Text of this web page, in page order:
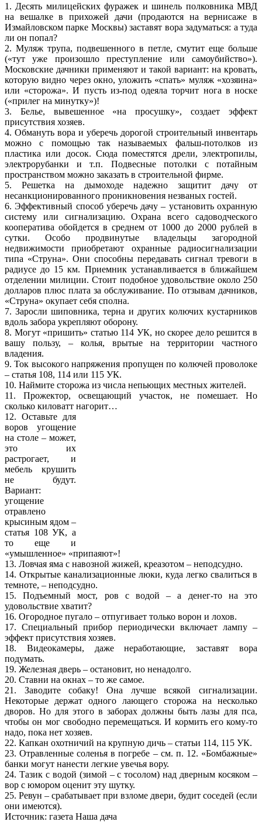
1. Десять милицейских фуражек и шинель полковника МВД
на вешалке в прихожей дачи (продаются на вернисаже в
Измайловском парке Москвы) заставят вора задуматься: а туда
ли он попал?
2. Муляж трупа, подвешенного в петле, смутит еще больше
(«тут уже произошло преступление или самоубийство»).
Московские дачники применяют и такой вариант: на кровать,
которую видно через окно, уложить «спать» муляж «хозяина»
или «сторожа». И пусть из-под одеяла торчит нога в носке
(«прилег на минутку»)!
3. Белье, вывешенное «на просушку», создает эффект
присутствия хозяев.
4. Обмануть вора и уберечь дорогой строительный инвентарь
можно с помощью так называемых фальш-потолков из
пластика или досок. Сюда поместятся дрели, электропилы,
электрорубанки и т.п. Подвесные потолки с потайным
пространством можно заказать в строительной фирме.
5. Решетка на дымоходе надежно защитит дачу от
несанкционированного проникновения незваных гостей.
6. Эффективный способ уберечь дачу – установить охранную
систему или сигнализацию. Охрана всего садоводческого
кооператива обойдется в среднем от 1000 до 2000 рублей в
сутки. Особо продвинутые владельцы загородной
недвижимости приобретают охранные радиосигнализации
типа «Струна». Они способны передавать сигнал тревоги в
радиусе до 15 км. Приемник устанавливается в ближайшем
отделении милиции. Стоит подобное удовольствие около 250
долларов плюс плата за обслуживание. По отзывам дачников,
«Струна» окупает себя сполна.
7. Заросли шиповника, терна и других колючих кустарников
вдоль забора укрепляют оборону.
8. Могут «пришить» статью 114 УК, но скорее дело решится в
вашу пользу, – колья, врытые на территории частного
владения.
9. Ток высокого напряжения пропущен по колючей проволоке
– статья 108, 114 или 115 УК.
10. Наймите сторожа из числа непьющих местных жителей.
11. Прожектор, освещающий участок, не помешает. Но
сколько киловатт нагорит…
12. Оставьте для
воров угощение
на столе – может,
это их
растрогает, и
мебель крушить
не будут.
Вариант:
угощение
отравлено
крысиным ядом –
статья 108 УК, а
то еще и
«умышленное» «припаяют»!
13. Ловчая яма с навозной жижей, креазотом – неподсудно.
14. Открытые канализационные люки, куда легко свалиться в
темноте, – неподсудно.
15. Подъемный мост, ров с водой – а денег-то на это
удовольствие хватит?
16. Огородное пугало – отпугивает только ворон и лохов.
17. Специальный прибор периодически включает лампу –
эффект присутствия хозяев.
18. Видеокамеры, даже неработающие, заставят вора
подумать.
19. Железная дверь – остановит, но ненадолго.
20. Ставни на окнах – то же самое.
21. Заводите собаку! Она лучше всякой сигнализации.
Некоторые держат одного лающего сторожа на несколько
дворов. Но для этого в заборах должны быть лазы для пса,
чтобы он мог свободно перемещаться. И кормить его кому-то
надо, пока нет хозяев.
22. Капкан охотничий на крупную дичь – статьи 114, 115 УК.
23. Отравленные соленья в погребе – см. п. 12. «Бомбажные»
банки могут нанести легкие увечья вору.
24. Тазик с водой (зимой – с тосолом) над дверным косяком –
вор с юмором оценит эту шутку.
25. Ревун – срабатывает при взломе двери, будит соседей (если
они имеются).
Источник: газета Наша дача